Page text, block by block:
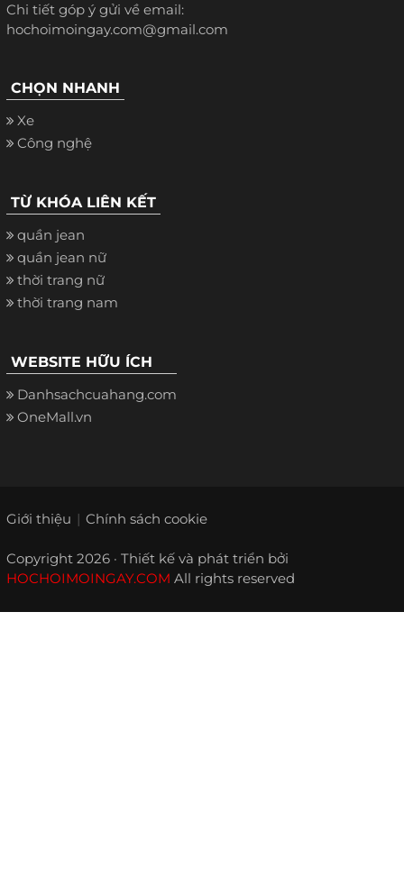
Chi tiết góp ý gửi về email:
hochoimoingay.com@gmail.com
CHỌN NHANH
Xe
Công nghệ
TỪ KHÓA LIÊN KẾT
quần jean
quần jean nữ
thời trang nữ
thời trang nam
WEBSITE HỮU ÍCH
Danhsachcuahang.com
OneMall.vn
Giới thiệu Chính sách cookie
Copyright 2026 · Thiết kế và phát triển bởi
HOCHOIMOINGAY.COM All rights reserved